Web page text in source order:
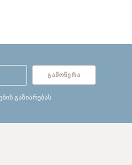
ᲒᲐᲛᲝᲬᲔᲠᲐ
გაზიარებას